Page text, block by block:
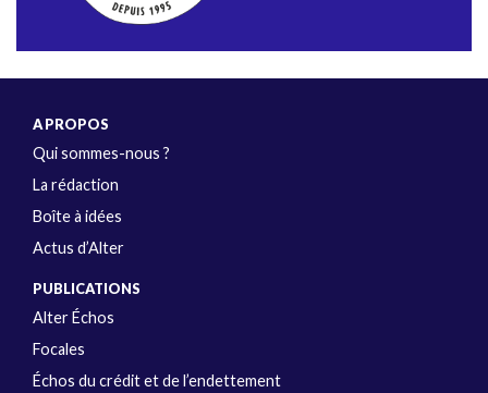
A PROPOS
Qui sommes-nous ?
La rédaction
Boîte à idées
Actus d’Alter
PUBLICATIONS
Alter Échos
Focales
Échos du crédit et de l’endettement